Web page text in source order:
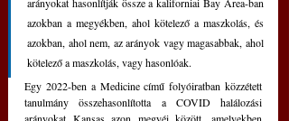
arányokat hasonlítják össze a kaliforniai Bay Area-ban
azokban a megyékben, ahol kötelező a maszkolás, és
azokban, ahol nem, az arányok vagy magasabbak, ahol
kötelező a maszkolás, vagy hasonlóak.
Egy 2022-ben a Medicine című folyóiratban közzétett
tanulmány összehasonlította a COVID halálozási